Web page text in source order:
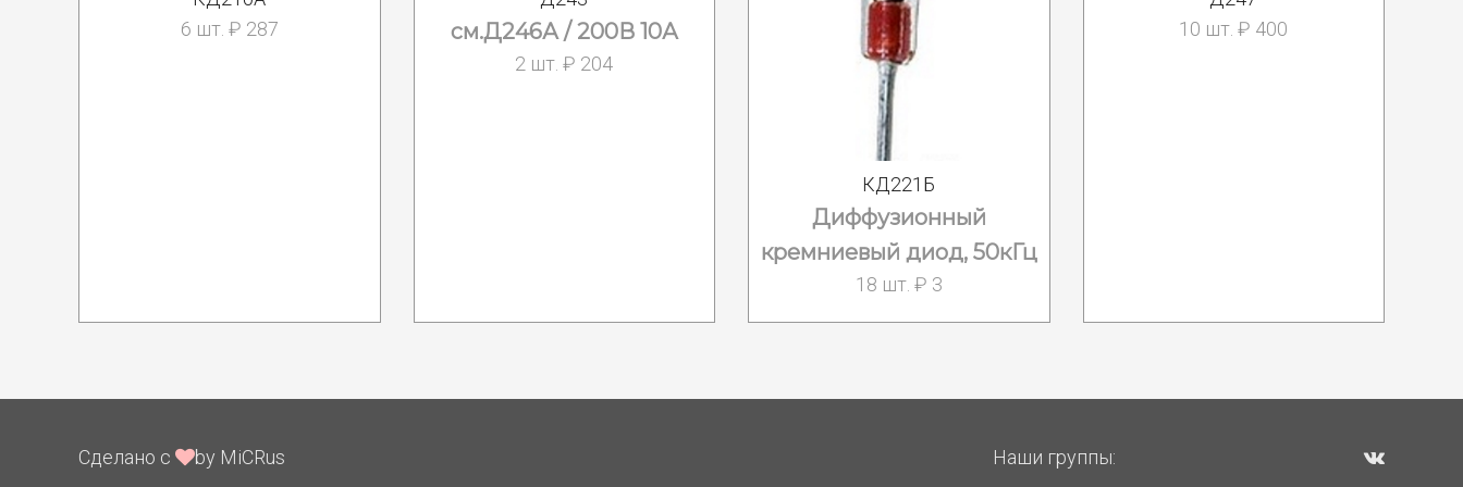
6 шт. ₽ 287
см.Д246А / 200В 10А
2 шт. ₽ 204
КД221Б
Диффузионный
кремниевый диод, 50кГц
18 шт. ₽ 3
10 шт. ₽ 400
Сделано с by MiCRus Наши группы: